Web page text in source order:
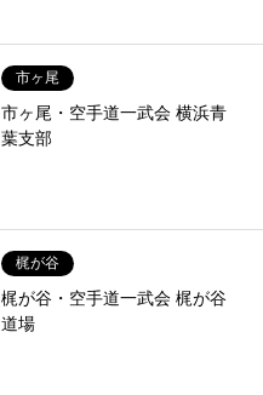
市ヶ尾
市ヶ尾・空手道一武会 横浜青
葉支部
梶が谷
梶が谷・空手道一武会 梶が谷
道場